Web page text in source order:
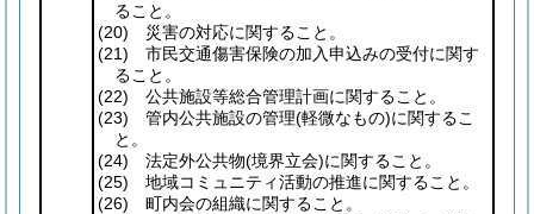
ること。
(20) 災害の対応に関すること。
(21) 市民交通傷害保険の加入申込みの受付に関す
ること。
(22) 公共施設等総合管理計画に関すること。
(23) 管内公共施設の管理(軽微なもの)に関するこ
と。
(24) 法定外公共物(境界立会)に関すること。
(25) 地域コミュニティ活動の推進に関すること。
(26) 町内会の組織に関すること。